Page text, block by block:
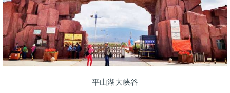
平山湖大峡谷